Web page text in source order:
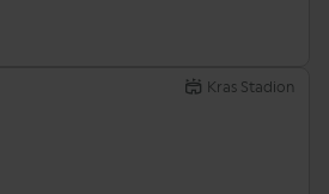
Kras Stadion